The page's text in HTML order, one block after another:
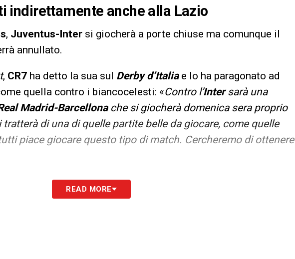
indirettamente anche alla Lazio
, Juventus-Inter si giocherà a porte chiuse ma comunque il
annullato.
, CR7 ha detto la sua sul Derby d’Italiae lo ha paragonato ad
quella contro i biancocelesti: «Contro l’Intersarà una
Madrid-Barcellonache si giocherà domenica sera proprio
di una di quelle partite belle da giocare, come quelle
piace giocare questo tipo di match. Cercheremo di ottenere
gratis alla nostra Newsletter
READ MORE